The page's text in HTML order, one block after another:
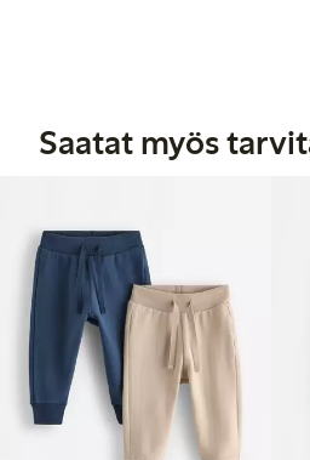
Saatat myös